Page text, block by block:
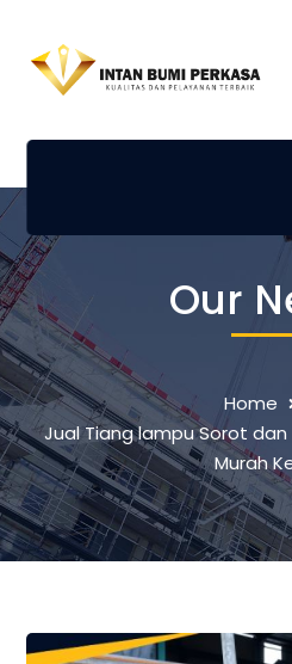
Our
Home
Jual Tiang lampu Sorot
Murah